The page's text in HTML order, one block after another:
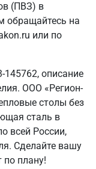
(ПВЗ) в
обращайтесь на
или по
описание
ООО «Регион-
столы без
сталь в
всей России,
Сделайте вашу
по плану!